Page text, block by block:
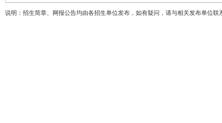
说明：招生简章、网报公告均由各招生单位发布，如有疑问，请与相关发布单位